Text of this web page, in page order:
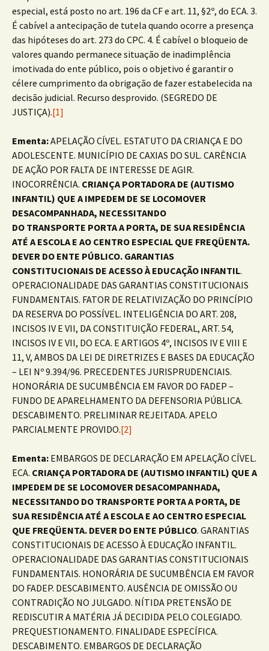
especial, está posto no art. 196 da CF e art. 11, §2º, do ECA. 3.
É cabível a antecipação de tutela quando ocorre a presença
das hipóteses do art. 273 do CPC. 4. É cabível o bloqueio de
valores quando permanece situação de inadimplência
imotivada do ente público, pois o objetivo é garantir o
célere cumprimento da obrigação de fazer estabelecida na
decisão judicial. Recurso desprovido. (SEGREDO DE
JUSTIÇA).[1]
Ementa:APELAÇÃO CÍVEL. ESTATUTO DA CRIANÇA E DO
ADOLESCENTE. MUNICÍPIO DE CAXIAS DO SUL. CARÊNCIA
DE AÇÃO POR FALTA DE INTERESSE DE AGIR.
INOCORRÊNCIA. CRIANÇA PORTADORA DE (AUTISMO
INFANTIL) QUE A IMPEDEM DE SE LOCOMOVER
DESACOMPANHADA, NECESSITANDO
DO TRANSPORTE PORTA A PORTA, DE SUA RESIDÊNCIA
ATÉ A ESCOLA E AO CENTRO ESPECIAL QUE FREQÜENTA.
DEVER DO ENTE PÚBLICO. GARANTIAS
CONSTITUCIONAIS DE ACESSO À EDUCAÇÃO INFANTIL.
OPERACIONALIDADE DAS GARANTIAS CONSTITUCIONAIS
FUNDAMENTAIS. FATOR DE RELATIVIZAÇÃO DO PRINCÍPIO
DA RESERVA DO POSSÍVEL. INTELIGÊNCIA DO ART. 208,
INCISOS IV E VII, DA CONSTITUIÇÃO FEDERAL, ART. 54,
INCISOS IV E VII, DO ECA. E ARTIGOS 4º, INCISOS IV E VIII E
11, V, AMBOS DA LEI DE DIRETRIZES E BASES DA EDUCAÇÃO
– LEI Nº 9.394/96. PRECEDENTES JURISPRUDENCIAIS.
HONORÁRIA DE SUCUMBÊNCIA EM FAVOR DO FADEP –
FUNDO DE APARELHAMENTO DA DEFENSORIA PÚBLICA.
DESCABIMENTO. PRELIMINAR REJEITADA. APELO
PARCIALMENTE PROVIDO.[2]
Ementa: EMBARGOS DE DECLARAÇÃO EM APELAÇÃO CÍVEL.
ECA. CRIANÇA PORTADORA DE (AUTISMO INFANTIL) QUE A
IMPEDEM DE SE LOCOMOVER DESACOMPANHADA,
NECESSITANDO DO TRANSPORTE PORTA A PORTA, DE
SUA RESIDÊNCIA ATÉ A ESCOLA E AO CENTRO ESPECIAL
QUE FREQÜENTA. DEVER DO ENTE PÚBLICO. GARANTIAS
CONSTITUCIONAIS DE ACESSO À EDUCAÇÃO INFANTIL.
OPERACIONALIDADE DAS GARANTIAS CONSTITUCIONAIS
FUNDAMENTAIS. HONORÁRIA DE SUCUMBÊNCIA EM FAVOR
DO FADEP. DESCABIMENTO. AUSÊNCIA DE OMISSÃO OU
CONTRADIÇÃO NO JULGADO. NÍTIDA PRETENSÃO DE
REDISCUTIR A MATÉRIA JÁ DECIDIDA PELO COLEGIADO.
PREQUESTIONAMENTO. FINALIDADE ESPECÍFICA.
DESCABIMENTO. EMBARGOS DE DECLARAÇÃO